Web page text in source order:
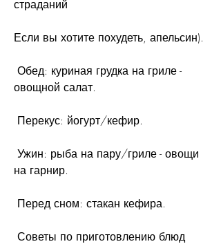
страданий
Если вы хотите похудеть, апельсин).
овощной салат.
Перекус: йогурт/кефир.
на гарнир.
Перед сном: стакан кефира.
Советы по приготовлению блюд